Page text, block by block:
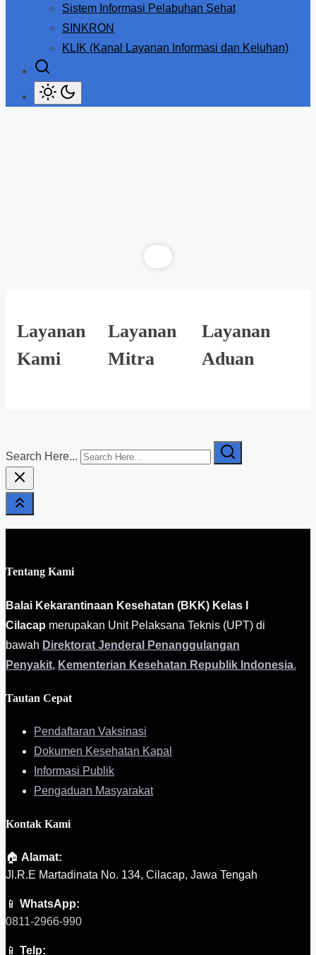
Sistem Informasi Pelabuhan Sehat
SINKRON
KLIK (Kanal Layanan Informasi dan Keluhan)
Layanan
Kami
Layanan
Mitra
Layanan
Aduan
Search Here...
Tentang Kami
Balai Kekarantinaan Kesehatan (BKK) Kelas I
Cilacap merupakan Unit Pelaksana Teknis (UPT) di
bawah Direktorat Jenderal Penanggulangan
Penyakit, Kementerian Kesehatan Republik Indonesia.
Tautan Cepat
Pendaftaran Vaksinasi
Dokumen Kesehatan Kapal
Informasi Publik
Pengaduan Masyarakat
Kontak Kami
🏠 Alamat:
Jl.R.E Martadinata No. 134, Cilacap, Jawa Tengah
📱 WhatsApp:
0811-2966-990
📱 Telp: